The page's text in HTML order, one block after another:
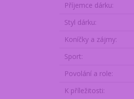
Příjemce dárku
Styl dárku
Koníčky a zájmy
Sport
Povolání a role
K příležitosti